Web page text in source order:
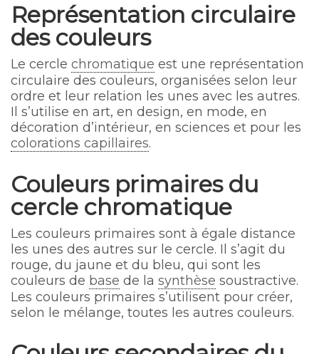
Représentation circulaire
des couleurs
Le cercle chromatique est une représentation
circulaire des couleurs, organisées selon leur
ordre et leur relation les unes avec les autres.
Il s’utilise en art, en design, en mode, en
décoration d’intérieur, en sciences et pour les
colorations capillaires.
Couleurs primaires du
cercle chromatique
Les couleurs primaires sont à égale distance
les unes des autres sur le cercle. Il s’agit du
rouge, du jaune et du bleu, qui sont les
couleurs de base de la synthèse soustractive.
Les couleurs primaires s’utilisent pour créer,
selon le mélange, toutes les autres couleurs.